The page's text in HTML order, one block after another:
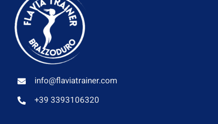
info@flaviatrainer.com
+39 3393106320